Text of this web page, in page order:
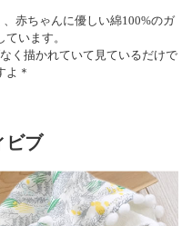
赤ちゃんに優しい綿100%のガ
います。
く描かれていて見ているだけで
よ＊
ビブ